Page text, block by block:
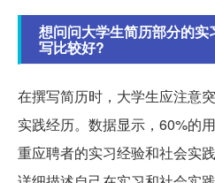
想问问大学生简历部分的
写比较好?
在撰写简历时，大学生应注意
实践经历。数据显示，60%的
重应聘者的实习经验和社会实